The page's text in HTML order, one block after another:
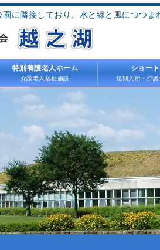
園に隣接しており、水と緑と風につつ
特別養護老人ホーム
介護老人福祉施設
ショー
短期入所・介